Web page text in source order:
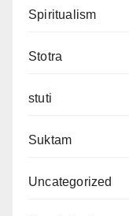
Spiritualism
Stotra
stuti
Suktam
Uncategorized